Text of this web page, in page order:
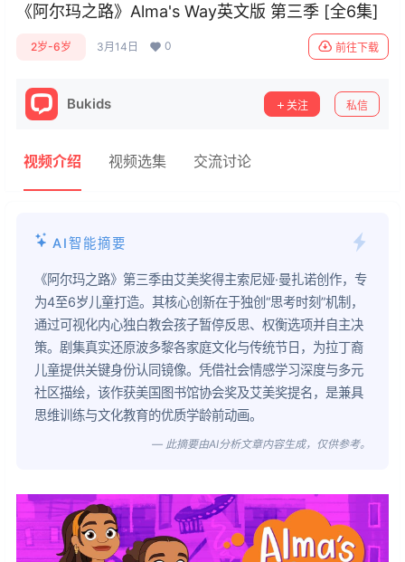
《阿尔玛之路》Alma's Way英文版 第三季 [全6集]
2岁-6岁 3月14日 0 前往下载
Bukids 关注 私信
视频介绍 视频选集 交流讨论
AI智能摘要
《阿尔玛之路》第三季由艾美奖得主索尼娅·曼扎诺创作，专
为4至6岁儿童打造。其核心创新在于独创“思考时刻”机制，
通过可视化内心独白教会孩子暂停反思、权衡选项并自主决
策。剧集真实还原波多黎各家庭文化与传统节日，为拉丁裔
儿童提供关键身份认同镜像。凭借社会情感学习深度与多元
社区描绘，该作获美国图书馆协会奖及艾美奖提名，是兼具
思维训练与文化教育的优质学龄前动画。
— 此摘要由AI分析文章内容生成，仅供参考。